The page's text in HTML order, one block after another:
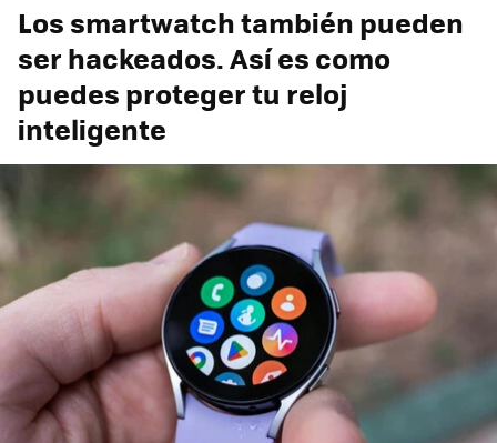
Los smartwatch también pueden
ser hackeados. Así es como
puedes proteger tu reloj
inteligente